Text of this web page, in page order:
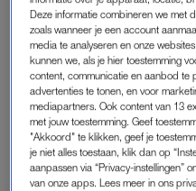
weinig angst. Hoe
Dat kan ook mijn valkuil zijn,
politie goed van pas.”
Ellie Lust over heftigste
even
Deze informatie combineren we met
zoals wanneer je een account
media te analyseren en onze
kunnen we, als je hier toestemming
content, communicatie en aanbod te
advertenties te tonen, en voor
mediapartners. Ook content van 13
met jouw toestemming. Geef
"Akkoord" te klikken, geef je
je niet alles toestaan, klik dan op
aanpassen via “Privacy-instellingen”
van onze apps. Lees meer in ons